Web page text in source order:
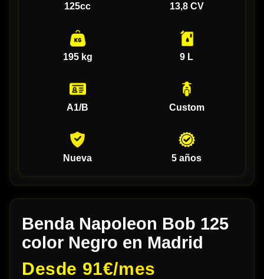
125cc 13,8 CV
195 kg 9 L
A1/B Custom
Nueva 5 años
Benda Napoleon Bob 125
color Negro en Madrid
Desde 91€/mes